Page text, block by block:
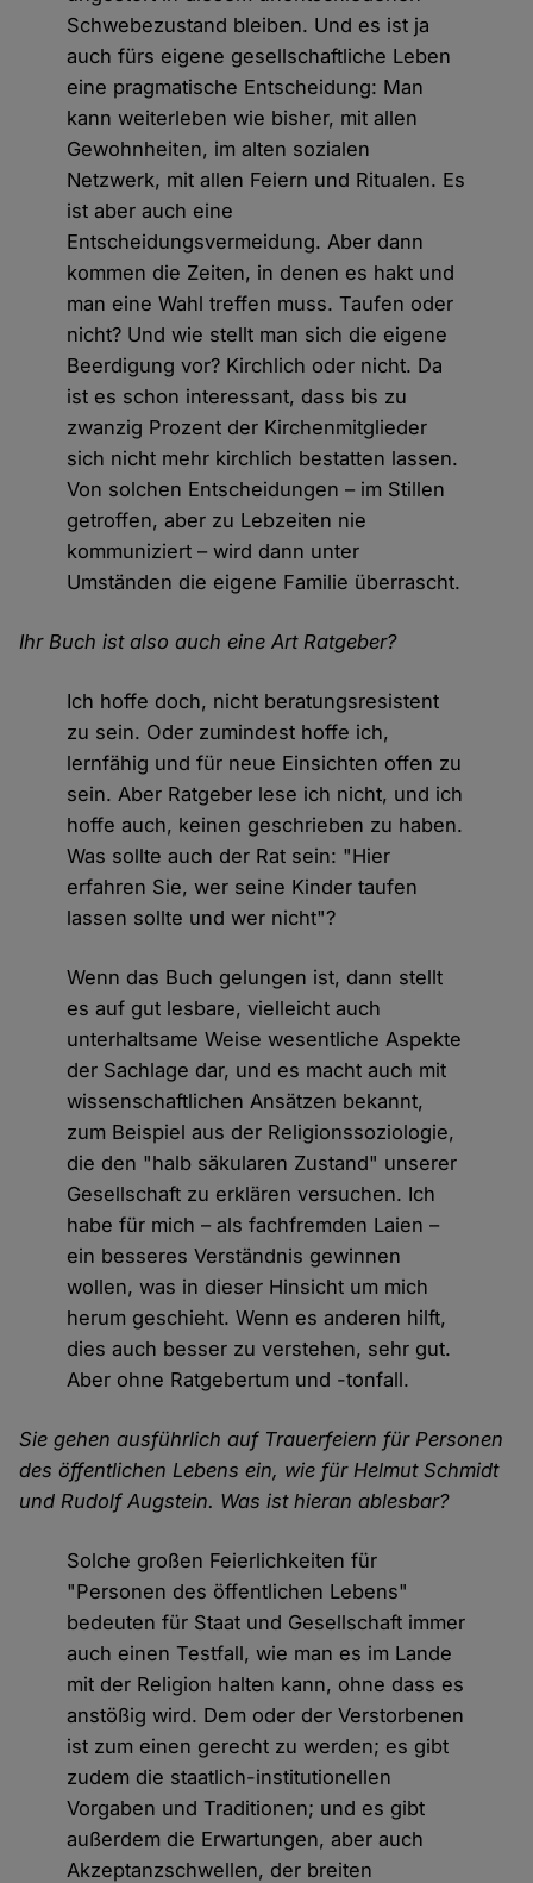
Schwebezustand bleiben. Und es ist ja
auch fürs eigene gesellschaftliche Leben
eine pragmatische Entscheidung: Man
kann weiterleben wie bisher, mit allen
Gewohnheiten, im alten sozialen
Netzwerk, mit allen Feiern und Ritualen. Es
ist aber auch eine
Entscheidungsvermeidung. Aber dann
kommen die Zeiten, in denen es hakt und
man eine Wahl treffen muss. Taufen oder
nicht? Und wie stellt man sich die eigene
Beerdigung vor? Kirchlich oder nicht. Da
ist es schon interessant, dass bis zu
zwanzig Prozent der Kirchenmitglieder
sich nicht mehr kirchlich bestatten lassen.
Von solchen Entscheidungen – im Stillen
getroffen, aber zu Lebzeiten nie
kommuniziert – wird dann unter
Umständen die eigene Familie überrascht.
Ihr Buch ist also auch eine Art Ratgeber?
Ich hoffe doch, nicht beratungsresistent
zu sein. Oder zumindest hoffe ich,
lernfähig und für neue Einsichten offen zu
sein. Aber Ratgeber lese ich nicht, und ich
hoffe auch, keinen geschrieben zu haben.
Was sollte auch der Rat sein: "Hier
erfahren Sie, wer seine Kinder taufen
lassen sollte und wer nicht"?
Wenn das Buch gelungen ist, dann stellt
es auf gut lesbare, vielleicht auch
unterhaltsame Weise wesentliche Aspekte
der Sachlage dar, und es macht auch mit
wissenschaftlichen Ansätzen bekannt,
zum Beispiel aus der Religionssoziologie,
die den "halb säkularen Zustand" unserer
Gesellschaft zu erklären versuchen. Ich
habe für mich – als fachfremden Laien –
ein besseres Verständnis gewinnen
wollen, was in dieser Hinsicht um mich
herum geschieht. Wenn es anderen hilft,
dies auch besser zu verstehen, sehr gut.
Aber ohne Ratgebertum und -tonfall.
Sie gehen ausführlich auf Trauerfeiern für Personen
des öffentlichen Lebens ein, wie für Helmut Schmidt
und Rudolf Augstein. Was ist hieran ablesbar?
Solche großen Feierlichkeiten für
"Personen des öffentlichen Lebens"
bedeuten für Staat und Gesellschaft immer
auch einen Testfall, wie man es im Lande
mit der Religion halten kann, ohne dass es
anstößig wird. Dem oder der Verstorbenen
ist zum einen gerecht zu werden; es gibt
zudem die staatlich-institutionellen
Vorgaben und Traditionen; und es gibt
außerdem die Erwartungen, aber auch
Akzeptanzschwellen, der breiten